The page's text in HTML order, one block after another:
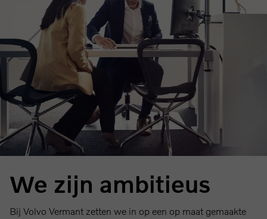
We zijn ambitieus
Bij Volvo Vermant zetten we in op een op maat gemaakte